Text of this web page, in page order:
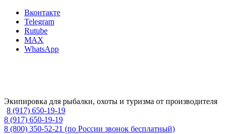
Вконтакте
Telegram
Rutube
MAX
WhatsApp
Экипировка для рыбалки, охоты и туризма от производителя
8 (917) 650-19-19
8 (917) 650-19-19
8 (800) 350-52-21 (по России звонок бесплатный)